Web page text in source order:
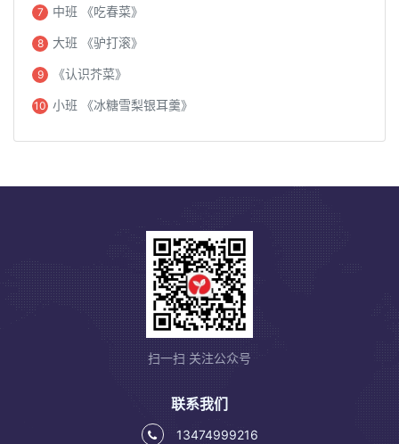
7 中班 《吃春菜》
8 大班 《驴打滚》
9 《认识芥菜》
10 小班 《冰糖雪梨银耳羹》
扫一扫 关注公众号
联系我们
13474999216